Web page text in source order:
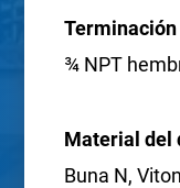
¾ NPT
Material del
Buna N,